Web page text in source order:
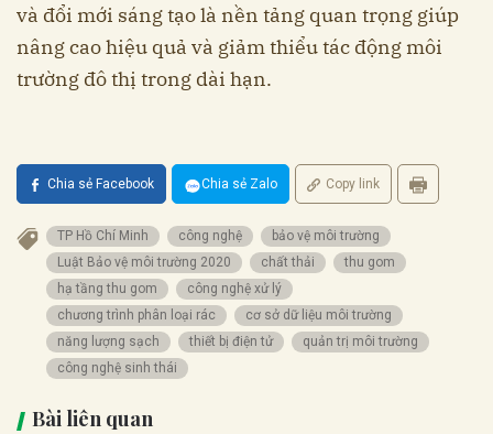
và đổi mới sáng tạo là nền tảng quan trọng giúp
nâng cao hiệu quả và giảm thiểu tác động môi
trường đô thị trong dài hạn.
Chia sẻ Facebook Chia sẻ Zalo Copy link
TP Hồ Chí Minh công nghệ
bảo vệ môi trường
Luật Bảo vệ môi trường 2020
chất thải
thu gom
hạ tầng thu gom
công nghệ xử lý
chương trình phân loại rác
cơ sở dữ liệu môi trường
năng lượng sạch
thiết bị điện tử
quản trị môi trường
công nghệ sinh thái
Bài liên quan